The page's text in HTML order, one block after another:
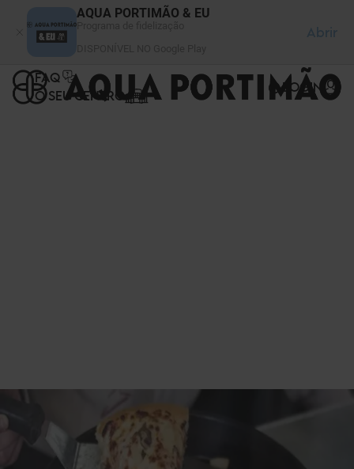
AQUA PORTIMÃO & EU
Abrir
FAQ
O SEU CENTRO
LOGIN
Painel de Gerenciamento de Cookies